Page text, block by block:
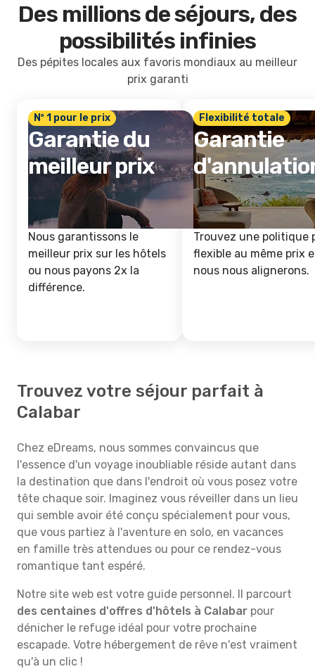
Des millions de séjours, des
possibilités infinies
Des pépites locales aux favoris mondiaux au meilleur
prix garanti
Nº 1 pour le prix
Garantie du
meilleur prix
Nous garantissons le
meilleur prix sur les hôtels
ou nous payons 2x la
différence.
Flexibilité totale
Garantie
Trouvez une politique
flexible au même prix
nous nous alignerons.
Trouvez votre séjour parfait à
Calabar
Chez eDreams, nous sommes convaincus que
l'essence d'un voyage inoubliable réside autant dans
la destination que dans l'endroit où vous posez votre
tête chaque soir. Imaginez vous réveiller dans un lieu
qui semble avoir été conçu spécialement pour vous,
que vous partiez à l'aventure en solo, en vacances
en famille très attendues ou pour ce rendez-vous
romantique tant espéré.
Notre site web est votre guide personnel. Il parcourt
des centaines d'offres d'hôtels à Calabar pour
dénicher le refuge idéal pour votre prochaine
escapade. Votre hébergement de rêve n'est vraiment
qu'à un clic !